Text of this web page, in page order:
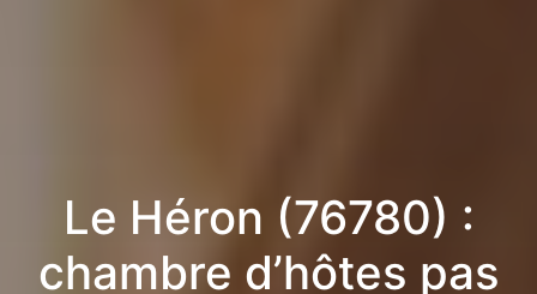
Le Héron (76780) :
chambre d’hôtes pas